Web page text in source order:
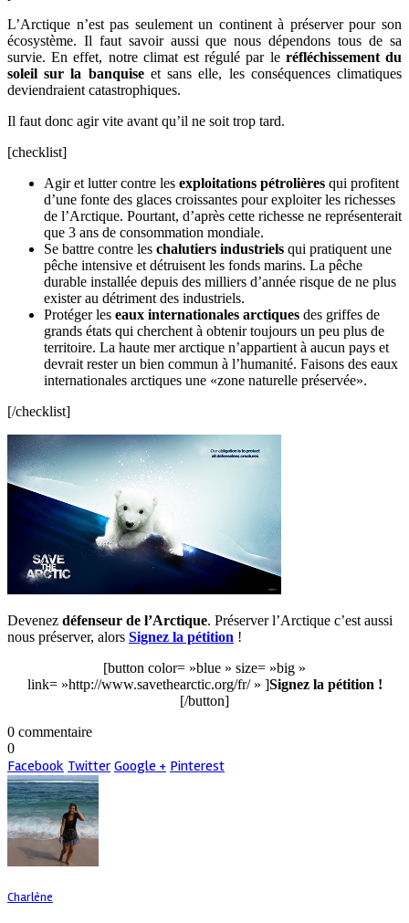
L’Arctique n’est pas seulement un continent à préserver pour son
écosystème. Il faut savoir aussi que nous dépendons tous de sa
survie. En effet, notre climat est régulé par le réfléchissement du
soleil sur la banquiseet sans elle, les conséquences climatiques
deviendraient catastrophiques.
Il faut donc agir vite avant qu’il ne soit trop tard.
[checklist]
Agir et lutter contre les exploitations pétrolières qui profitent
d’une fonte des glaces croissantes pour exploiter les richesses
de l’Arctique. Pourtant, d’après cette richesse ne représenterait
que 3 ans de consommation mondiale.
Se battre contre les chalutiers industriels qui pratiquent une
pêche intensive et détruisent les fonds marins. La pêche
durable installée depuis des milliers d’année risque de ne plus
exister au détriment des industriels.
Protéger les eaux internationales arctiques des griffes de
grands états qui cherchent à obtenir toujours un peu plus de
territoire. La haute mer arctique n’appartient à aucun pays et
devrait rester un bien commun à l’humanité. Faisons des eaux
internationales arctiques une «zone naturelle préservée».
[/checklist]
Devenez défenseur de l’Arctique. Préserver l’Arctique c’est aussi
nous préserver, alors Signez la pétition !
[button color= »blue » size= »big »
link= »http://www.savethearctic.org/fr/ » ]Signez la pétition !
[/button]
0 commentaire
0
Facebook Twitter Google + Pinterest
Charlène